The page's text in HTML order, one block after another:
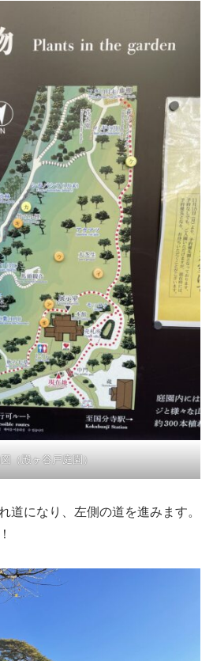
（殿ヶ谷戸庭園）
道になり、左側の道を進みます。